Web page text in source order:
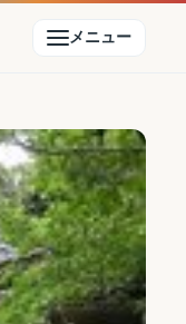
メニュー